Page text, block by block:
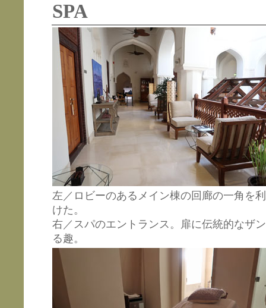
SPA
左／ロビーのあるメイン棟の回廊の一角を
けた。
右／スパのエントランス。扉に伝統的なザ
る趣。